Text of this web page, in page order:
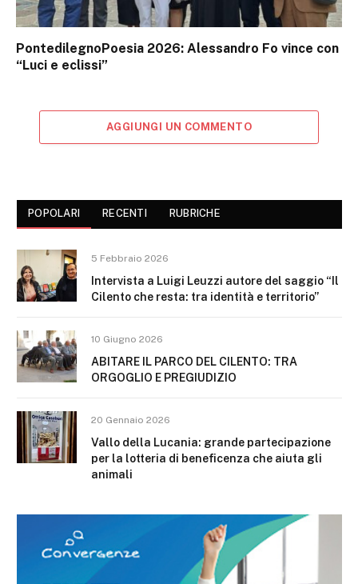
PontedilegnoPoesia 2026: Alessandro Fo vince con
“Luci e eclissi”
AGGIUNGI UN COMMENTO
POPOLARI RECENTI RUBRICHE
5 Febbraio 2026
Intervista a Luigi Leuzzi autore del saggio “Il
Cilento che resta: tra identità e territorio”
10 Giugno 2026
ABITARE IL PARCO DEL CILENTO: TRA
ORGOGLIO E PREGIUDIZIO
20 Gennaio 2026
Vallo della Lucania: grande partecipazione
per la lotteria di beneficenza che aiuta gli
animali